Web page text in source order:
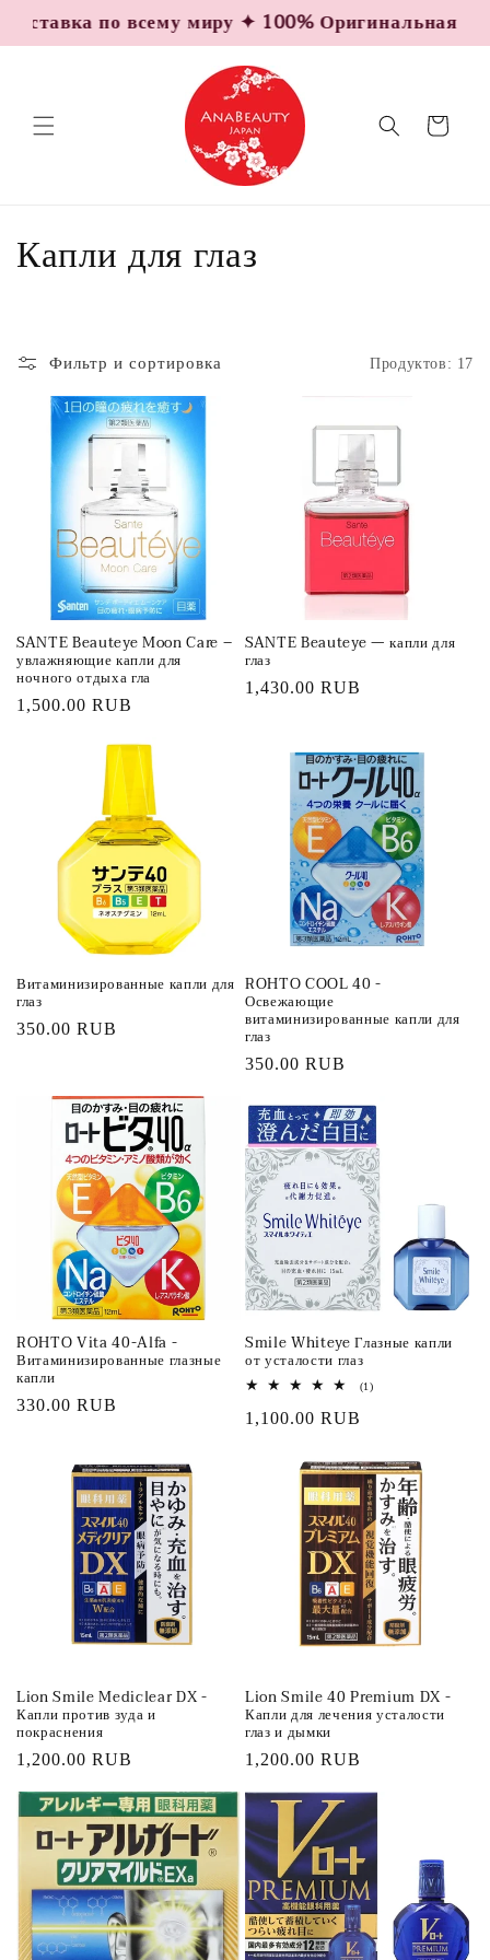
к
контенту
по всему миру ✦ 100% Оригинальная
Корзина
К
л
я
:
Капли для глаз
Фильтр и сортировка Продуктов: 17
SANTE Beauteye Moon Care –
увлажняющие капли для
ночного отдыха гла
Обычная
1,500.00 RUB
SANTE Beauteye — капли для
глаз
Обычная
1,430.00 RUB
Витаминизированные капли для
глаз
Обычная
350.00 RUB
ROHTO COOL 40 -
Освежающие
витаминизированные капли для
глаз
Обычная
350.00 RUB
ROHTO Vita 40-Alfa -
Витаминизированные глазные
капли
Обычная
330.00 RUB
Smile Whiteye Глазные капли
от усталости глаз
(1)1
Обычная
1,100.00 RUB
Lion Smile Mediclear DX -
Капли против зуда и
покраснения
Обычная
1,200.00 RUB
Lion Smile 40 Premium DX -
Капли для лечения усталости
глаз и дымки
Обычная
1,200.00 RUB